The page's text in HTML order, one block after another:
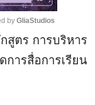
M
by GliaStudios
สูตร การบริหาร
การสื่อการเรียน